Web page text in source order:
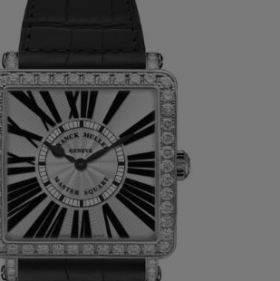
horloge complicaties uitgevonden door
ontworpen en ontwikkeld in het hart van
Van de eenvoudige schets van een
tot de uitvoering van de
van een prototype, tot het toezicht op
fase van de productie van een horloge
succesvolle voltooiing.